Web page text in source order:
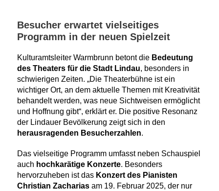
Besucher erwartet vielseitiges
Programm in der neuen Spielzeit
Kulturamtsleiter Warmbrunn betont die Bedeutung
des Theaters für die Stadt Lindau, besonders in
schwierigen Zeiten. „Die Theaterbühne ist ein
wichtiger Ort, an dem aktuelle Themen mit Kreativität
behandelt werden, was neue Sichtweisen ermöglicht
und Hoffnung gibt“, erklärt er. Die positive Resonanz
der Lindauer Bevölkerung zeigt sich in den
herausragenden Besucherzahlen.
Das vielseitige Programm umfasst neben Schauspiel
auch hochkarätige Konzerte. Besonders
hervorzuheben ist das Konzert des Pianisten
Christian Zacharias am 19. Februar 2025, der nur